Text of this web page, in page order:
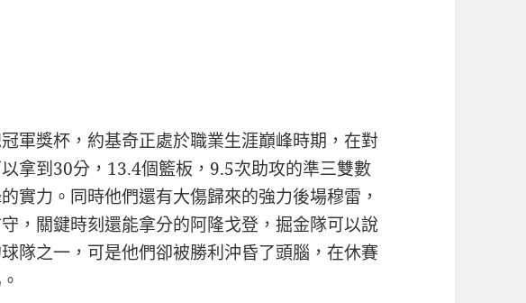
軍獎杯，約基奇正處於職業生涯巔峰時期，在對
拿到30分，13.4個籃板，9.5次助攻的準三雙數
實力。同時他們還有大傷歸來的強力後場穆雷，
，關鍵時刻還能拿分的阿隆戈登，掘金隊可以說
隊之一，可是他們卻被勝利沖昏了頭腦，在休賽